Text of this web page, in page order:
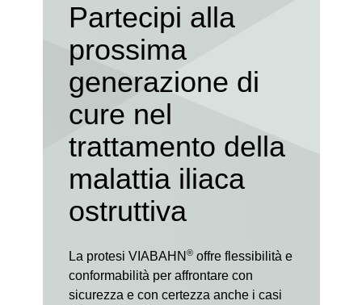
Partecipi alla
prossima
generazione di
cure nel
trattamento della
malattia iliaca
ostruttiva
La protesi VIABAHN ®offre flessibilità e
conformabilità per affrontare con
sicurezza e con certezza anche i casi